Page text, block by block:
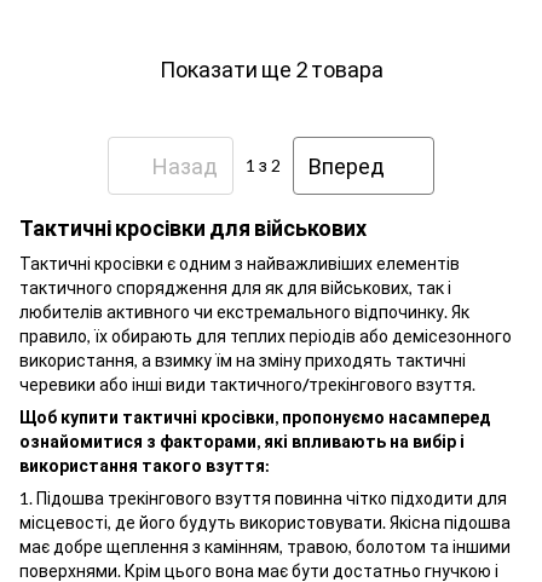
Показати ще 2 товара
Назад 1 з 2 Вперед
Тактичні кросівки для військових
Тактичні кросівки є одним з найважливіших елементів
тактичного спорядження для як для військових, так і
любителів активного чи екстремального відпочинку. Як
правило, їх обирають для теплих періодів або демісезонного
використання, а взимку їм на зміну приходять тактичні
черевики або інші види тактичного/трекінгового взуття.
Щоб купити тактичні кросівки, пропонуємо насамперед
ознайомитися з факторами, які впливають на вибір і
використання такого взуття:
1. Підошва трекінгового взуття повинна чітко підходити для
місцевості, де його будуть використовувати. Якісна підошва
має добре щеплення з камінням, травою, болотом та іншими
поверхнями. Крім цього вона має бути достатньо гнучкою і